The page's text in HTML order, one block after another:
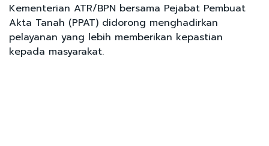
Kementerian ATR/BPN bersama Pejabat Pembuat
Akta Tanah (PPAT) didorong menghadirkan
pelayanan yang lebih memberikan kepastian
kepada masyarakat.